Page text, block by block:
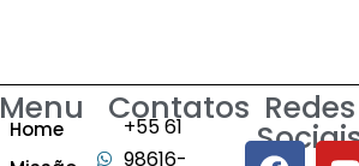
Menu
Home
Contatos
+55 61
98616-
Redes